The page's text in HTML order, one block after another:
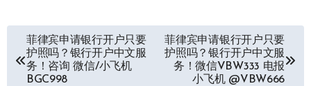
章
菲律宾申请银行开户只要
护照吗？银行开户中文服
务！咨询 微信/小飞机
BGC998
菲律宾申请银行开户只要
护照吗？银行开户中文服
务！微信VBW333 电报
小飞机 @VBW666